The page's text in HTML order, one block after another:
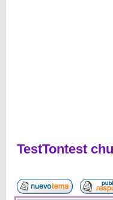
TestTontest